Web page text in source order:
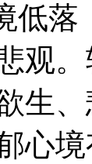
落
观
生
心